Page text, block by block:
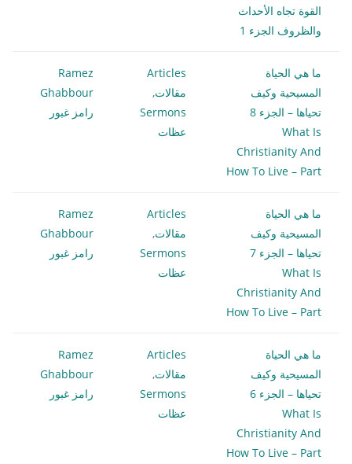
القوة تجاه الأحداث
والظروف الجزء 1
ما هي الحياة
المسيحية وكيف
تحياها – الجزء 8
What Is
Christianity And
How To Live – Part
Articles
مقالات,
Sermons
عظات
Ramez
Ghabbour
رامز غبور
ما هي الحياة
المسيحية وكيف
تحياها – الجزء 7
What Is
Christianity And
How To Live – Part
Articles
مقالات,
Sermons
عظات
Ramez
Ghabbour
رامز غبور
ما هي الحياة
المسيحية وكيف
تحياها – الجزء 6
What Is
Christianity And
How To Live – Part
Articles
مقالات,
Sermons
عظات
Ramez
Ghabbour
رامز غبور